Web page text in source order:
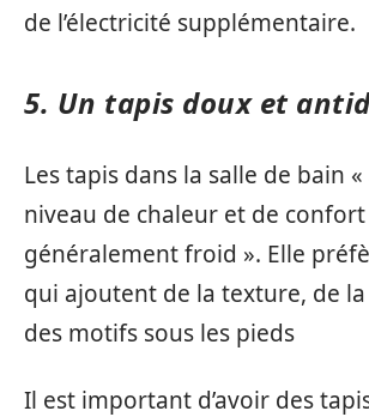
de l’électricité supplémentaire.
5. Un tapis doux et
Les tapis dans la salle de bain
niveau de chaleur et de confort
généralement froid ». Elle
qui ajoutent de la texture, de
des motifs sous les pieds
Il est important d’avoir des